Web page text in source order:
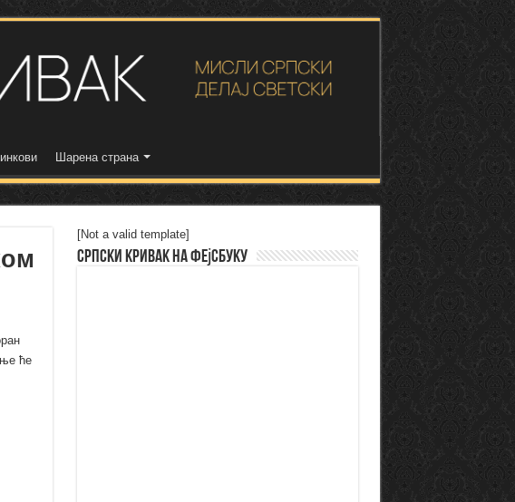
Шарена страна
ће
[Not a valid template]
Српски Кривак на Фејсбуку